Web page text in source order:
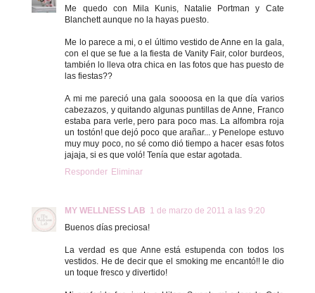
Me quedo con Mila Kunis, Natalie Portman y Cate
Blanchett aunque no la hayas puesto.
Me lo parece a mi, o el último vestido de Anne en la gala,
con el que se fue a la fiesta de Vanity Fair, color burdeos,
también lo lleva otra chica en las fotos que has puesto de
las fiestas??
A mi me pareció una gala soooosa en la que día varios
cabezazos, y quitando algunas puntillas de Anne, Franco
estaba para verle, pero para poco mas. La alfombra roja
un tostón! que dejó poco que arañar... y Penelope estuvo
muy muy poco, no sé como dió tiempo a hacer esas fotos
jajaja, si es que voló! Tenía que estar agotada.
Responder Eliminar
MY WELLNESS LAB 1 de marzo de 2011 a las 9:20
Buenos días preciosa!
La verdad es que Anne está estupenda con todos los
vestidos. He de decir que el smoking me encantó!! le dio
un toque fresco y divertido!